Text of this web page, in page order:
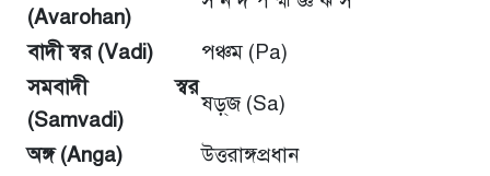
(Avarohan)
বাদী স্বর (Vadi)
পঞ্চম (Pa)
সমবাদী স্বর
(Samvadi)
ষড়্‌জ (Sa)
অঙ্গ (Anga) উত্তরাঙ্গপ্রধান